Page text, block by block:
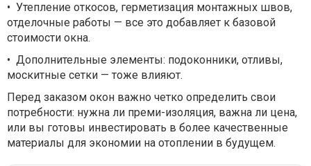
• Утепление откосов, герметизация монтажных швов,
отделочные работы — все это добавляет к базовой
стоимости окна.
• Дополнительные элементы: подоконники, отливы,
москитные сетки — тоже влияют.
Перед заказом окон важно четко определить свои
потребности: нужна ли преми-изоляция, важна ли цена,
или вы готовы инвестировать в более качественные
материалы для экономии на отоплении в будущем.